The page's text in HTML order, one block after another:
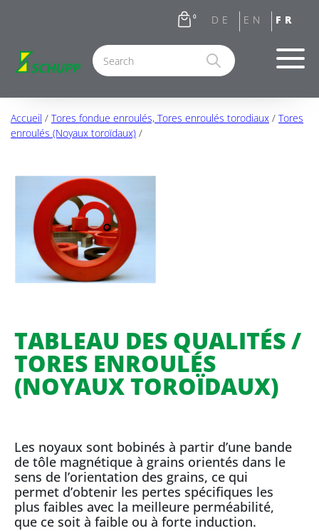
0
Accueil / Tores fondue enroulés, Tores enroulés torodiaux / Tores
enroulés (Noyaux toroïdaux) /
TABLEAU DES QUALITÉS /
TORES ENROULÉS
(NOYAUX TOROÏDAUX)
Les noyaux sont bobinés à partir d’une bande
de tôle magnétique à grains orientés dans le
sens de l’orientation des grains, ce qui
permet d’obtenir les pertes spécifiques les
plus faibles avec la meilleure perméabilité,
que ce soit à faible ou à forte induction.